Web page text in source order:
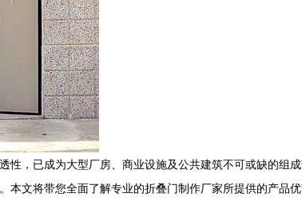
，已成为大型厂房、商业设施及公共建筑不可或缺的组
文将带您全面了解专业的折叠门制作厂家所提供的产品优